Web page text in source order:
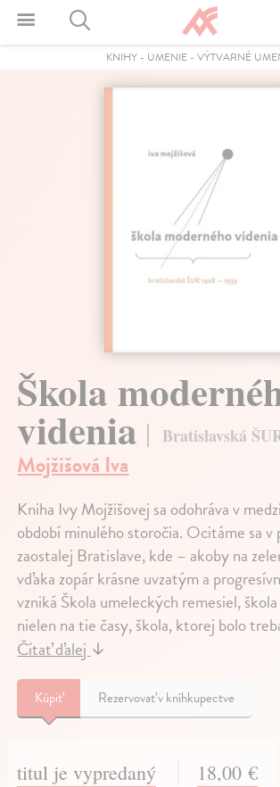
KNIHY- UMENIE- VÝTVARNÉ
Škola
videnia Bratislavská
Mojžišová Iva
Kniha Ivy Mojžišovej sa odohráva v
období minulého storočia. Ocitáme sa v
zaostalej Bratislave, kde – akoby na
vďaka zopár krásne uvzatým a
vzniká Škola umeleckých remesiel,
nielen na tie časy, škola, ktorej bolo
Čítať ďalej↓
Kúpiť Rezervovať v kníhkupectve
titul je vypredaný 18,00 €